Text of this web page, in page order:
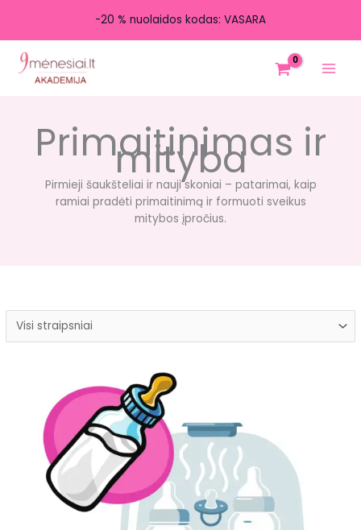
-20 % nuolaidos kodas: VASARA
Pereiti
Primaitinimas ir
mityba
Pirmieji šaukšteliai ir nauji skoniai – patarimai, kaip
ramiai pradėti primaitinimą ir formuoti sveikus
mitybos įpročius.